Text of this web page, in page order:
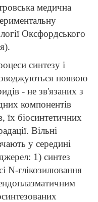
медична
Оксфордського
синтезу і
появою
- не зв'язаних з
компонентів
їх біосинтетичних
Вільні
у середині
1) синтез
N-глікозилювання